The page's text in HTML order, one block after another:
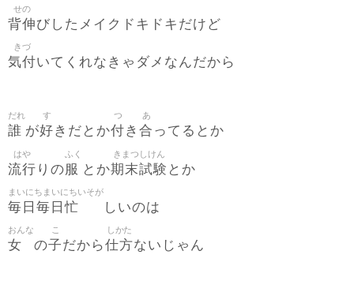
背伸
せの
びしたメイクドキドキだけど
気付
きづ
いてくれなきゃダメなんだから
誰
だれ
が好
す
きだとか付
つ
き 合
あ
ってるとか
流行
はや
りの服
ふく
とか期末試験
きまつしけん
とか
毎日毎日忙
まいにちまいにちいそが
しいのは
女
おんな
の子
こ
だから仕方
しかた
ないじゃん